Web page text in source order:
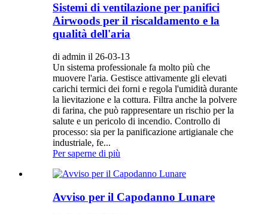
Sistemi di ventilazione per panifici
Airwoods per il riscaldamento e la
qualità dell'aria
di admin il 26-03-13
Un sistema professionale fa molto più che
muovere l'aria. Gestisce attivamente gli elevati
carichi termici dei forni e regola l'umidità durante
la lievitazione e la cottura. Filtra anche la polvere
di farina, che può rappresentare un rischio per la
salute e un pericolo di incendio. Controllo di
processo: sia per la panificazione artigianale che
industriale, fe...
Per saperne di più
Avviso per il Capodanno Lunare